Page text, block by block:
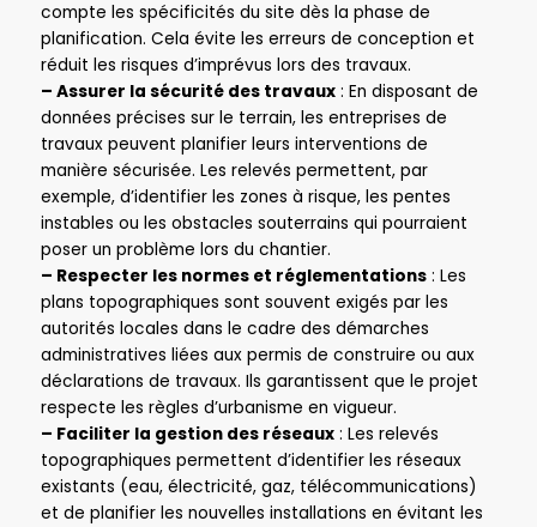
compte les spécificités du site dès la phase de
planification. Cela évite les erreurs de conception et
réduit les risques d’imprévus lors des travaux.
– Assurer la sécurité des travaux: En disposant de
données précises sur le terrain, les entreprises de
travaux peuvent planifier leurs interventions de
manière sécurisée. Les relevés permettent, par
exemple, d’identifier les zones à risque, les pentes
instables ou les obstacles souterrains qui pourraient
poser un problème lors du chantier.
– Respecter les normes et réglementations: Les
plans topographiques sont souvent exigés par les
autorités locales dans le cadre des démarches
administratives liées aux permis de construire ou aux
déclarations de travaux. Ils garantissent que le projet
respecte les règles d’urbanisme en vigueur.
– Faciliter la gestion des réseaux: Les relevés
topographiques permettent d’identifier les réseaux
existants (eau, électricité, gaz, télécommunications)
et de planifier les nouvelles installations en évitant les